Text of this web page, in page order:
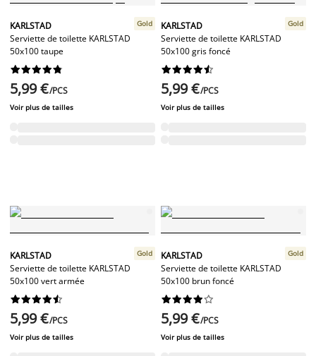
KARLSTAD
Serviette de toilette KARLSTAD
50x100 taupe
Gold






5,99 €/PCS
Voir plus de tailles
KARLSTAD
Serviette de toilette KARLSTAD
50x100 gris foncé
Gold






5,99 €/PCS
Voir plus de tailles
KARLSTAD
Serviette de toilette KARLSTAD
50x100 vert armée
Gold






5,99 €/PCS
Voir plus de tailles
KARLSTAD
Serviette de toilette KARLSTAD
50x100 brun foncé
Gold






5,99 €/PCS
Voir plus de tailles